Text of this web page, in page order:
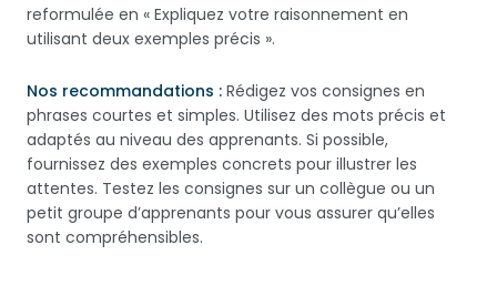
reformulée en « Expliquez votre raisonnement en
utilisant deux exemples précis ».
Nos recommandations : Rédigez vos consignes en
phrases courtes et simples. Utilisez des mots précis et
adaptés au niveau des apprenants. Si possible,
fournissez des exemples concrets pour illustrer les
attentes. Testez les consignes sur un collègue ou un
petit groupe d’apprenants pour vous assurer qu’elles
sont compréhensibles.